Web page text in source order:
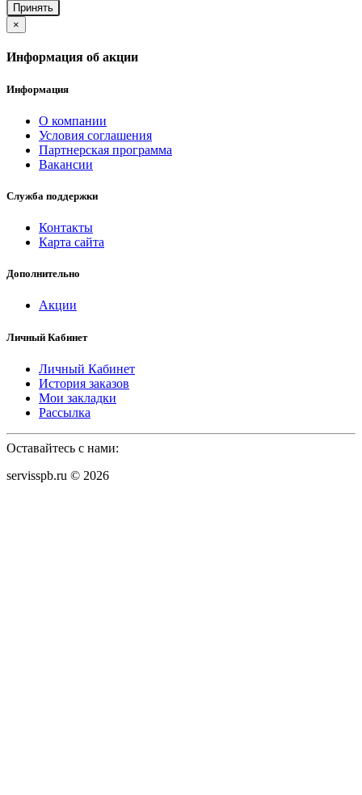
Принять
×
Информация об акции
Информация
О компании
Условия соглашения
Партнерская программа
Вакансии
Служба поддержки
Контакты
Карта сайта
Дополнительно
Акции
Личный Кабинет
Личный Кабинет
История заказов
Мои закладки
Рассылка
Оставайтесь с нами:
servisspb.ru © 2026